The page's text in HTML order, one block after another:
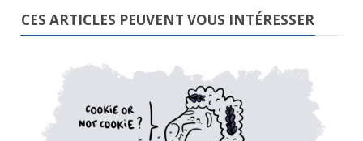
CES ARTICLES PEUVENT VOUS INTÉRESSER